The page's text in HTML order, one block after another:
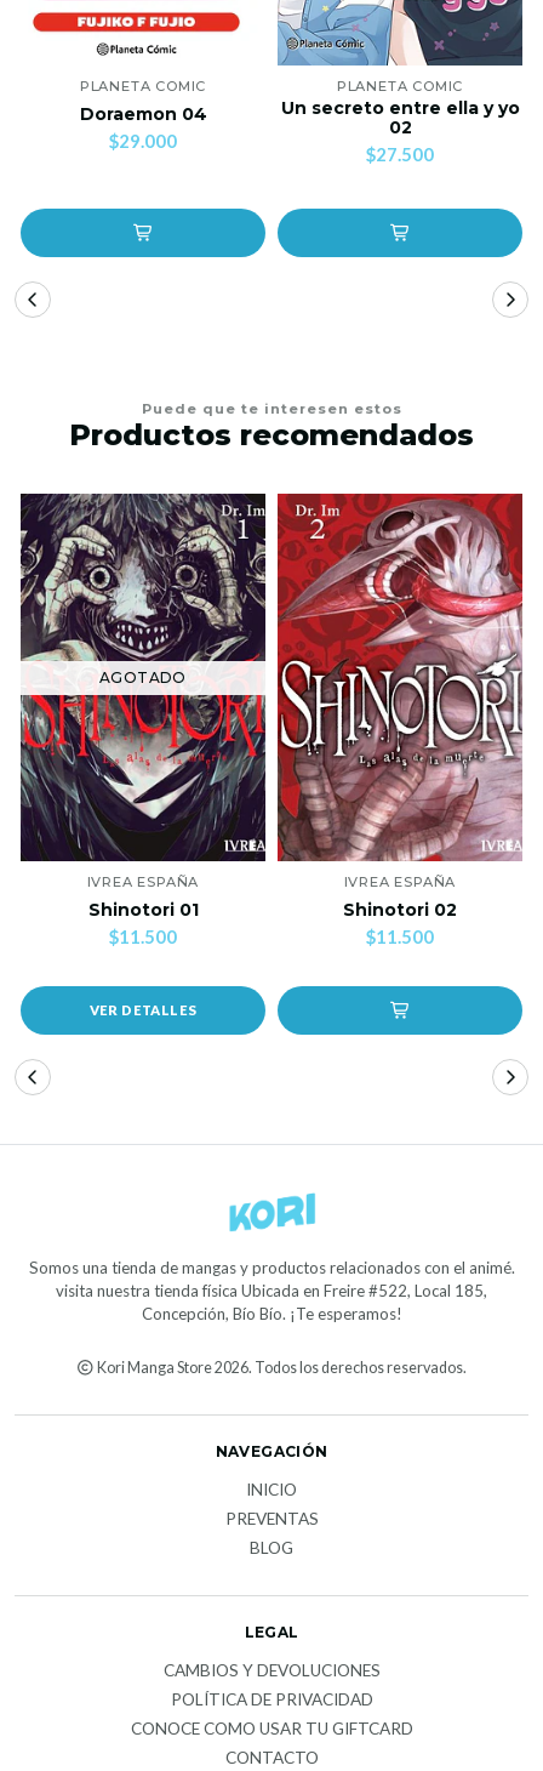
PLANETA COMIC
Doraemon 04
$29.000
PLANETA COMIC
Un secreto entre ella y yo
02
$27.500
Puede que te interesen estos
Productos recomendados
AGOTADO
IVREA ESPAÑA
Shinotori 01
$11.500
VER DETALLES
IVREA ESPAÑA
Shinotori 02
$11.500
Somos una tienda de mangas y productos relacionados con el animé.
visita nuestra tienda física Ubicada en Freire #522, Local 185,
Concepción, Bío Bío. ¡Te esperamos!
Kori Manga Store 2026. Todos los derechos reservados.
NAVEGACIÓN
INICIO
PREVENTAS
BLOG
LEGAL
CAMBIOS Y DEVOLUCIONES
POLÍTICA DE PRIVACIDAD
CONOCE COMO USAR TU GIFTCARD
CONTACTO